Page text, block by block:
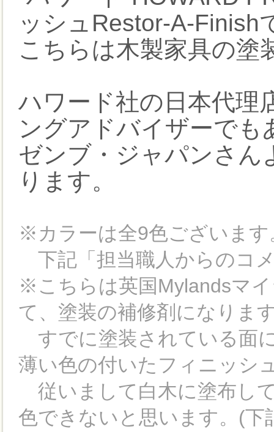
ッシュRestor-A-Finish
こちらは木製家具の塗
ハワード社の日本代理
ングアドバイザーでも
ゼンブ・ジャパンさん
ります。
※カラーは全9色ございます
下記「担当職人からのコ
※こちらは英国Mylandsマ
て、塗装の補修剤になりま
すでに塗装されている面
薄い色の付いたフィニッシ
従いまして白木に塗布し
色できないと思います。(